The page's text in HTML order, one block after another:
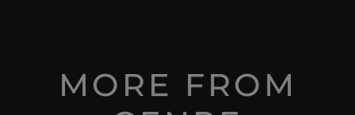
MORE FROM